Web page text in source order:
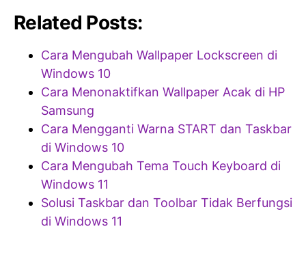
Related Posts:
Cara Mengubah Wallpaper Lockscreen di
Windows 10
Cara Menonaktifkan Wallpaper Acak di HP
Samsung
Cara Mengganti Warna START dan Taskbar
di Windows 10
Cara Mengubah Tema Touch Keyboard di
Windows 11
Solusi Taskbar dan Toolbar Tidak Berfungsi
di Windows 11